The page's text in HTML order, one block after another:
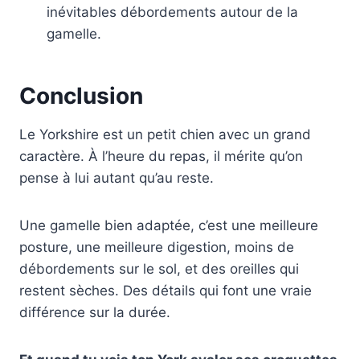
inévitables débordements autour de la
gamelle.
Conclusion
Le Yorkshire est un petit chien avec un grand
caractère. À l’heure du repas, il mérite qu’on
pense à lui autant qu’au reste.
Une gamelle bien adaptée, c’est une meilleure
posture, une meilleure digestion, moins de
débordements sur le sol, et des oreilles qui
restent sèches. Des détails qui font une vraie
différence sur la durée.